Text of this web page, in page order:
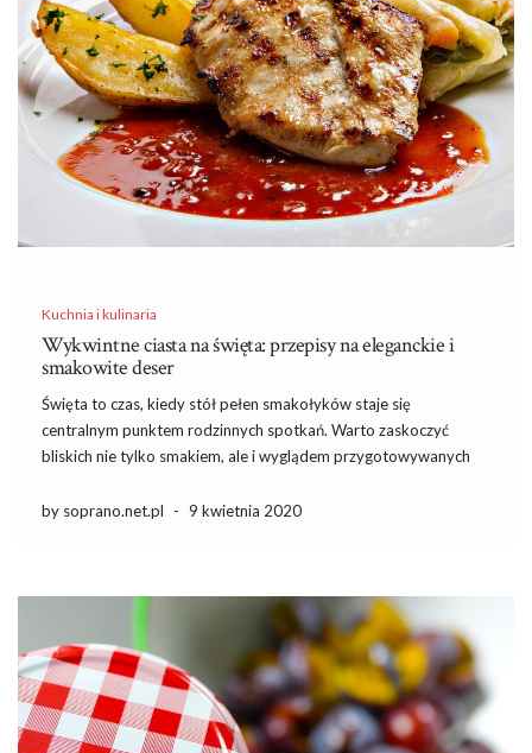
Kuchnia i kulinaria
Wykwintne ciasta na święta: przepisy na eleganckie i
smakowite deser
Święta to czas, kiedy stół pełen smakołyków staje się
centralnym punktem rodzinnych spotkań. Warto zaskoczyć
bliskich nie tylko smakiem, ale i wyglądem przygotowywanych
wilgotne ciasto marchewkowe z kremem mascarpone, mogą stać
by soprano.net.pl - 9 kwietnia 2020